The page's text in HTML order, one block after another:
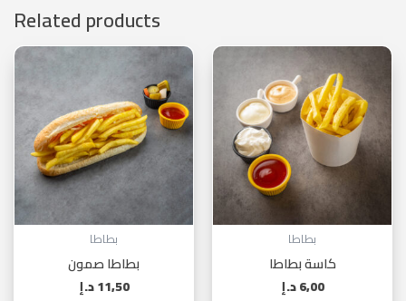
Related products
بطاطا
بطاطا صمون
11,50د.إ
بطاطا
كاسة بطاطا
6,00د.إ